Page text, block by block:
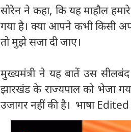
सोरेन ने कहा, कि यह माहौल हमारे
गया है। क्या आपने कभी किसी
तो मुझे सजा दी जाए।
मुख्यमंत्री ने यह बातें उस
झारखंड के राज्यपाल को भेजा
उजागर नहीं की है। भाषा